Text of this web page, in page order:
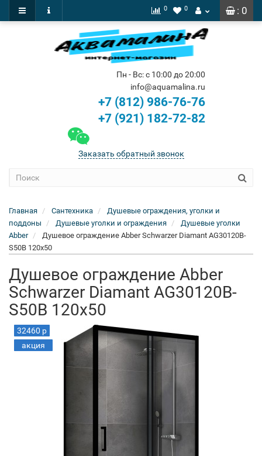
: 0
0 0
Пн - Вс: с 10:00 до 20:00
info@aquamalina.ru
+7 (812) 986-76-76
+7 (921) 182-72-82
Заказать обратный звонок
Главная Сантехника
Душевые ограждения, уголки и
поддоны
Душевые уголки и ограждения
Душевые уголки
Abber
Душевое ограждение Abber Schwarzer Diamant AG30120B-
S50B 120x50
Душевое ограждение Abber
Schwarzer Diamant AG30120B-
S50B 120x50
32460 р
акция